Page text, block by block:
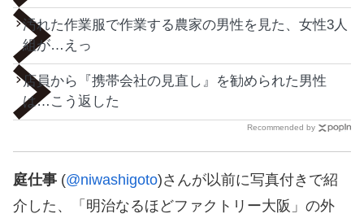
汚れた作業服で作業する農家の男性を見た、女性3人
組が…えっ
店員から『携帯会社の見直し』を勧められた男性
は…こう返した
Recommended by
庭仕事 (@niwashigoto)さんが以前に写真付きで紹
介した、「明治なるほどファクトリー大阪」の外